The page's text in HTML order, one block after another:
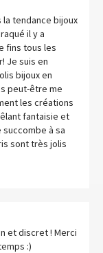
la tendance bijoux
il y a
fins tous les
Je suis en
bijoux en
peut-être me
les créations
fantaisie et
à sa
sont très jolis
et discret ! Merci
:)